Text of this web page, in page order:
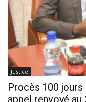
Justice
Procès 100